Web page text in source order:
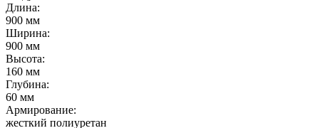
Длина:
900 мм
Ширина:
900 мм
Высота:
160 мм
Глубина:
60 мм
Армирование:
жесткий полиуретан